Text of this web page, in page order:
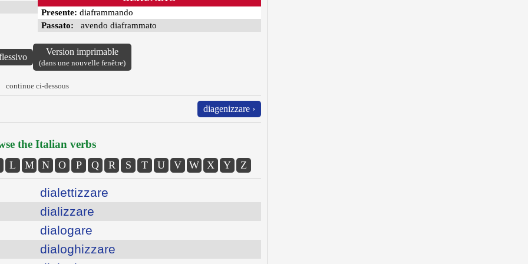
Presente: diaframmando
Passato: avendo diaframmato
Version imprimable
(dans une nouvelle fenêtre)
continue ci-dessous
diagenizzare ›
the Italian verbs
L M N O P Q R S T U V W X Y Z
dialettizzare
dializzare
dialogare
dialoghizzare